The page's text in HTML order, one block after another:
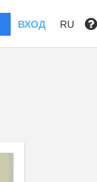
ВХОД RU